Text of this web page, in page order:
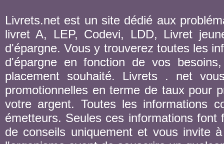
Livrets.net est un site dédié aux
livret A, LEP, Codevi, LDD, Livret
d'épargne. Vous y trouverez toutes les
d'épargne en fonction de vos
placement souhaité. Livrets . net
promotionnelles en terme de taux pour
votre argent. Toutes les informations
émetteurs. Seules ces informations
de conseils uniquement et vous invite